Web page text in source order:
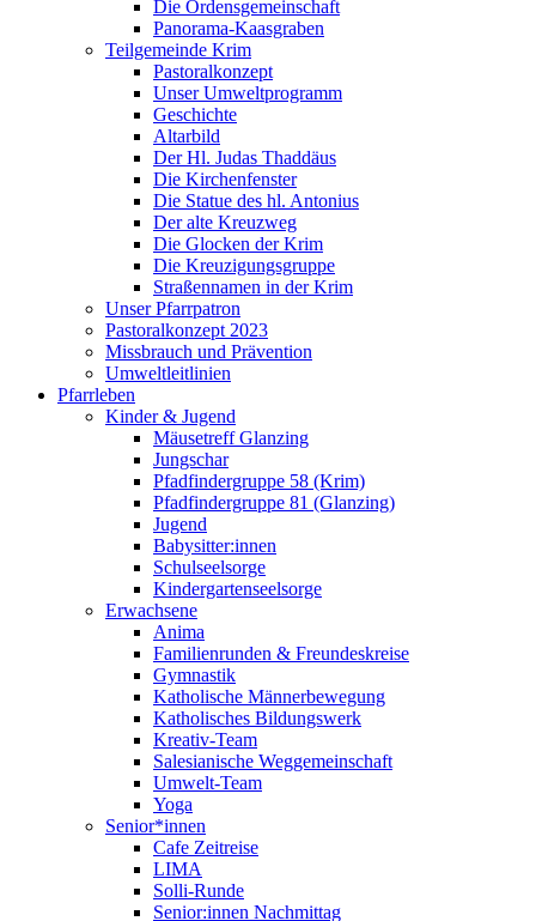
Die Ordensgemeinschaft
Panorama-Kaasgraben
Teilgemeinde Krim
Pastoralkonzept
Unser Umweltprogramm
Geschichte
Altarbild
Der Hl. Judas Thaddäus
Die Kirchenfenster
Die Statue des hl. Antonius
Der alte Kreuzweg
Die Glocken der Krim
Die Kreuzigungsgruppe
Straßennamen in der Krim
Unser Pfarrpatron
Pastoralkonzept 2023
Missbrauch und Prävention
Umweltleitlinien
Pfarrleben
Kinder & Jugend
Mäusetreff Glanzing
Jungschar
Pfadfindergruppe 58 (Krim)
Pfadfindergruppe 81 (Glanzing)
Jugend
Babysitter:innen
Schulseelsorge
Kindergartenseelsorge
Erwachsene
Anima
Familienrunden & Freundeskreise
Gymnastik
Katholische Männerbewegung
Katholisches Bildungswerk
Kreativ-Team
Salesianische Weggemeinschaft
Umwelt-Team
Yoga
Senior*innen
Cafe Zeitreise
LIMA
Solli-Runde
Senior:innen Nachmittag